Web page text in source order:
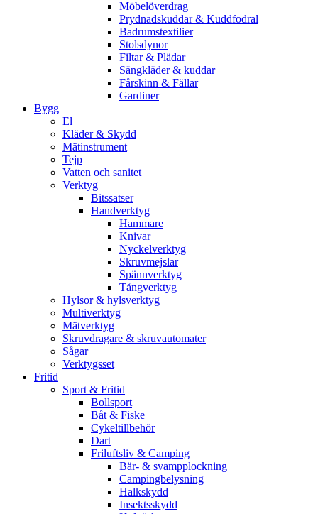
Möbelöverdrag
Prydnadskuddar & Kuddfodral
Badrumstextilier
Stolsdynor
Filtar & Plädar
Sängkläder & kuddar
Fårskinn & Fällar
Gardiner
Bygg
El
Kläder & Skydd
Mätinstrument
Tejp
Vatten och sanitet
Verktyg
Bitssatser
Handverktyg
Hammare
Knivar
Nyckelverktyg
Skruvmejslar
Spännverktyg
Tångverktyg
Hylsor & hylsverktyg
Multiverktyg
Mätverktyg
Skruvdragare & skruvautomater
Sågar
Verktygsset
Fritid
Sport & Fritid
Bollsport
Båt & Fiske
Cykeltillbehör
Dart
Friluftsliv & Camping
Bär- & svampplockning
Campingbelysning
Halkskydd
Insektsskydd